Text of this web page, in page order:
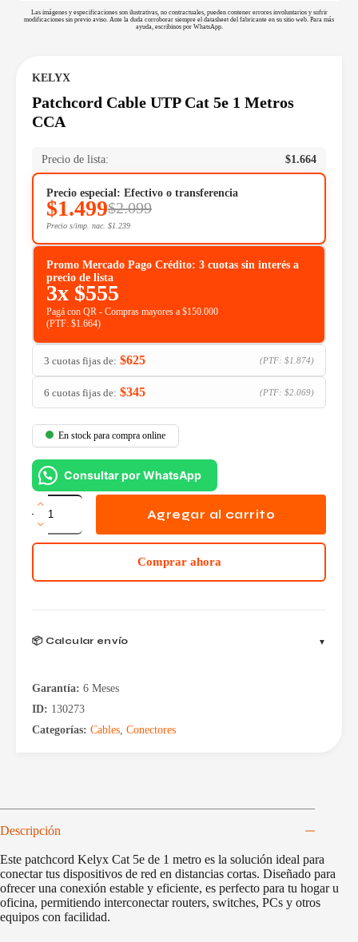
Las imágenes y especificaciones son ilustrativas, no contractuales, pueden contener errores involuntarios y sufrir
modificaciones sin previo aviso. Ante la duda corroborar siempre el datasheet del fabricante en su sitio web. Para más
ayuda, escribinos por WhatsApp.
KELYX
Patchcord Cable UTP Cat 5e 1 Metros
CCA
Precio de lista: $1.664
Precio especial: Efectivo o transferencia
$1.499$2.099
Precio s/imp. nac. $1.239
Promo Mercado Pago Crédito: 3 cuotas sin interés a
precio de lista
3x $555
Pagá con QR - Compras mayores a $150.000
(PTF: $1.664)
3 cuotas fijas de: $625 (PTF: $1.874)
6 cuotas fijas de: $345 (PTF: $2.069)
En stock para compra online
Consultar por WhatsApp
Patchcord
Cable
UTP
Cat
Metros
Agregar al carrito
Comprar ahora
📦 Calcular envío
Garantía: 6 Meses
ID: 130273
Categorías: Cables Conectores
Descripción
Este patchcord Kelyx Cat 5e de 1 metro es la solución ideal para
conectar tus dispositivos de red en distancias cortas. Diseñado para
ofrecer una conexión estable y eficiente, es perfecto para tu hogar u
oficina, permitiendo interconectar routers, switches, PCs y otros
equipos con facilidad.